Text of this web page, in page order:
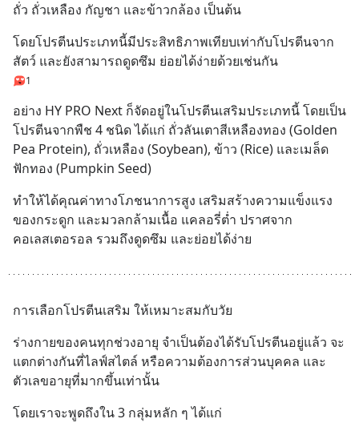
ถั่ว ถั่วเหลือง กัญชา และข้าวกล้อง เป็นต้น
โดยโปรตีนประเภทนี้มีประสิทธิภาพเทียบเท่ากับโปรตีนจาก
สัตว์ และยังสามารถดูดซึม ย่อยได้ง่ายด้วยเช่นกัน
1
อย่าง HY PRO Next ก็จัดอยู่ในโปรตีนเสริมประเภทนี้ โดยเป็น
โปรตีนจากพืช 4 ชนิด ได้แก่ ถั่วลันเตาสีเหลืองทอง (Golden
Pea Protein), ถั่วเหลือง (Soybean), ข้าว (Rice) และเมล็ด
ฟักทอง (Pumpkin Seed)
ทำให้ได้คุณค่าทางโภชนาการสูง เสริมสร้างความแข็งแรง
ของกระดูก และมวลกล้ามเนื้อ แคลอรี่ต่ำ ปราศจาก
คอเลสเตอรอล รวมถึงดูดซึม และย่อยได้ง่าย
การเลือกโปรตีนเสริม ให้เหมาะสมกับวัย
ร่างกายของคนทุกช่วงอายุ จำเป็นต้องได้รับโปรตีนอยู่แล้ว จะ
แตกต่างกันที่ไลฟ์สไตล์ หรือความต้องการส่วนบุคคล และ
ตัวเลขอายุที่มากขึ้นเท่านั้น
โดยเราจะพูดถึงใน 3 กลุ่มหลัก ๆ ได้แก่